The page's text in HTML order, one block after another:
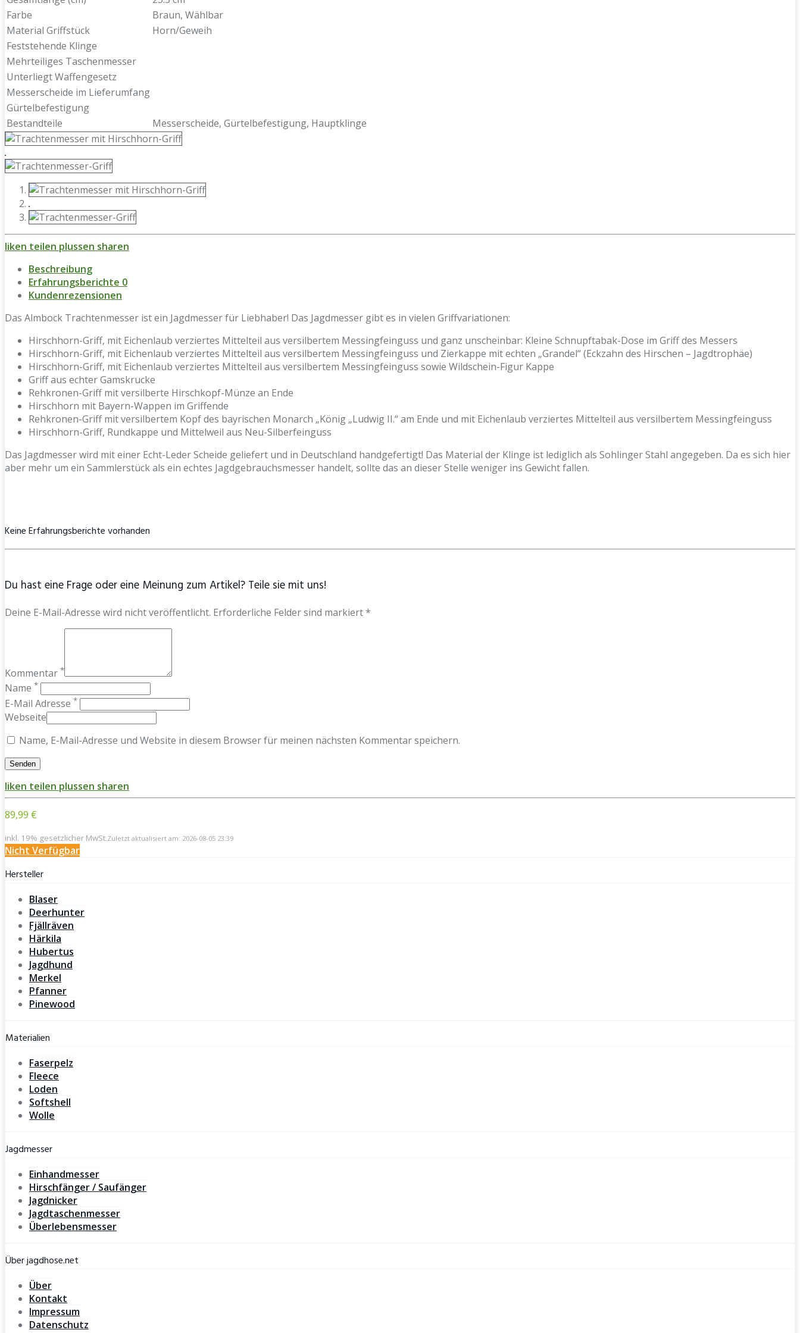
Farbe
Braun, Wählbar
Material Griffstück
Horn/Geweih
Feststehende Klinge
Mehrteiliges Taschenmesser
Unterliegt Waffengesetz
Messerscheide im Lieferumfang
Gürtelbefestigung
Bestandteile
Messerscheide, Gürtelbefestigung, Hauptklinge
liken teilen plussen sharen
Beschreibung
Erfahrungsberichte 0
Kundenrezensionen
Das Almbock Trachtenmesser ist ein Jagdmesser für Liebhaber! Das Jagdmesser gibt es in vielen Griffvariationen:
Hirschhorn-Griff, mit Eichenlaub verziertes Mittelteil aus versilbertem Messingfeinguss und ganz unscheinbar: Kleine Schnupftabak-Dose im Griff des Messers
Hirschhorn-Griff, mit Eichenlaub verziertes Mittelteil aus versilbertem Messingfeinguss und Zierkappe mit echten „Grandel“ (Eckzahn des Hirschen – Jagdtrophäe)
Hirschhorn-Griff, mit Eichenlaub verziertes Mittelteil aus versilbertem Messingfeinguss sowie Wildschein-Figur Kappe
Griff aus echter Gamskrucke
Rehkronen-Griff mit versilberte Hirschkopf-Münze an Ende
Hirschhorn mit Bayern-Wappen im Griffende
Rehkronen-Griff mit versilbertem Kopf des bayrischen Monarch „König „Ludwig II.“ am Ende und mit Eichenlaub verziertes Mittelteil aus versilbertem Messingfeinguss
Hirschhorn-Griff, Rundkappe und Mittelweil aus Neu-Silberfeinguss
Das Jagdmesser wird mit einer Echt-Leder Scheide geliefert und in Deutschland handgefertigt! Das Material der Klinge ist lediglich als Sohlinger Stahl angegeben. Da es sich hier
aber mehr um ein Sammlerstück als ein echtes Jagdgebrauchsmesser handelt, sollte das an dieser Stelle weniger ins Gewicht fallen.
Keine Erfahrungsberichte vorhanden
Du hast eine Frage oder eine Meinung zum Artikel? Teile sie mit uns!
Deine E-Mail-Adresse wird nicht veröffentlicht. Erforderliche Felder sind markiert *
Kommentar *
Name *
E-Mail Adresse *
Webseite
Name, E-Mail-Adresse und Website in diesem Browser für meinen nächsten Kommentar speichern.
liken teilen plussen sharen
89,99 €
inkl. 19% gesetzlicher MwSt.Zuletzt aktualisiert am: 2026-08-05 23:39
Nicht Verfügbar
Hersteller
Blaser
Deerhunter
Fjällräven
Härkila
Hubertus
Jagdhund
Merkel
Pfanner
Pinewood
Materialien
Faserpelz
Fleece
Loden
Softshell
Wolle
Jagdmesser
Einhandmesser
Hirschfänger / Saufänger
Jagdnicker
Jagdtaschenmesser
Überlebensmesser
Über jagdhose.net
Über
Kontakt
Impressum
Datenschutz